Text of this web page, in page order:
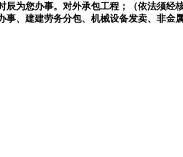
为您办事。对外承包工程；（依法须经
、建建劳务分包、机械设备发卖、非金